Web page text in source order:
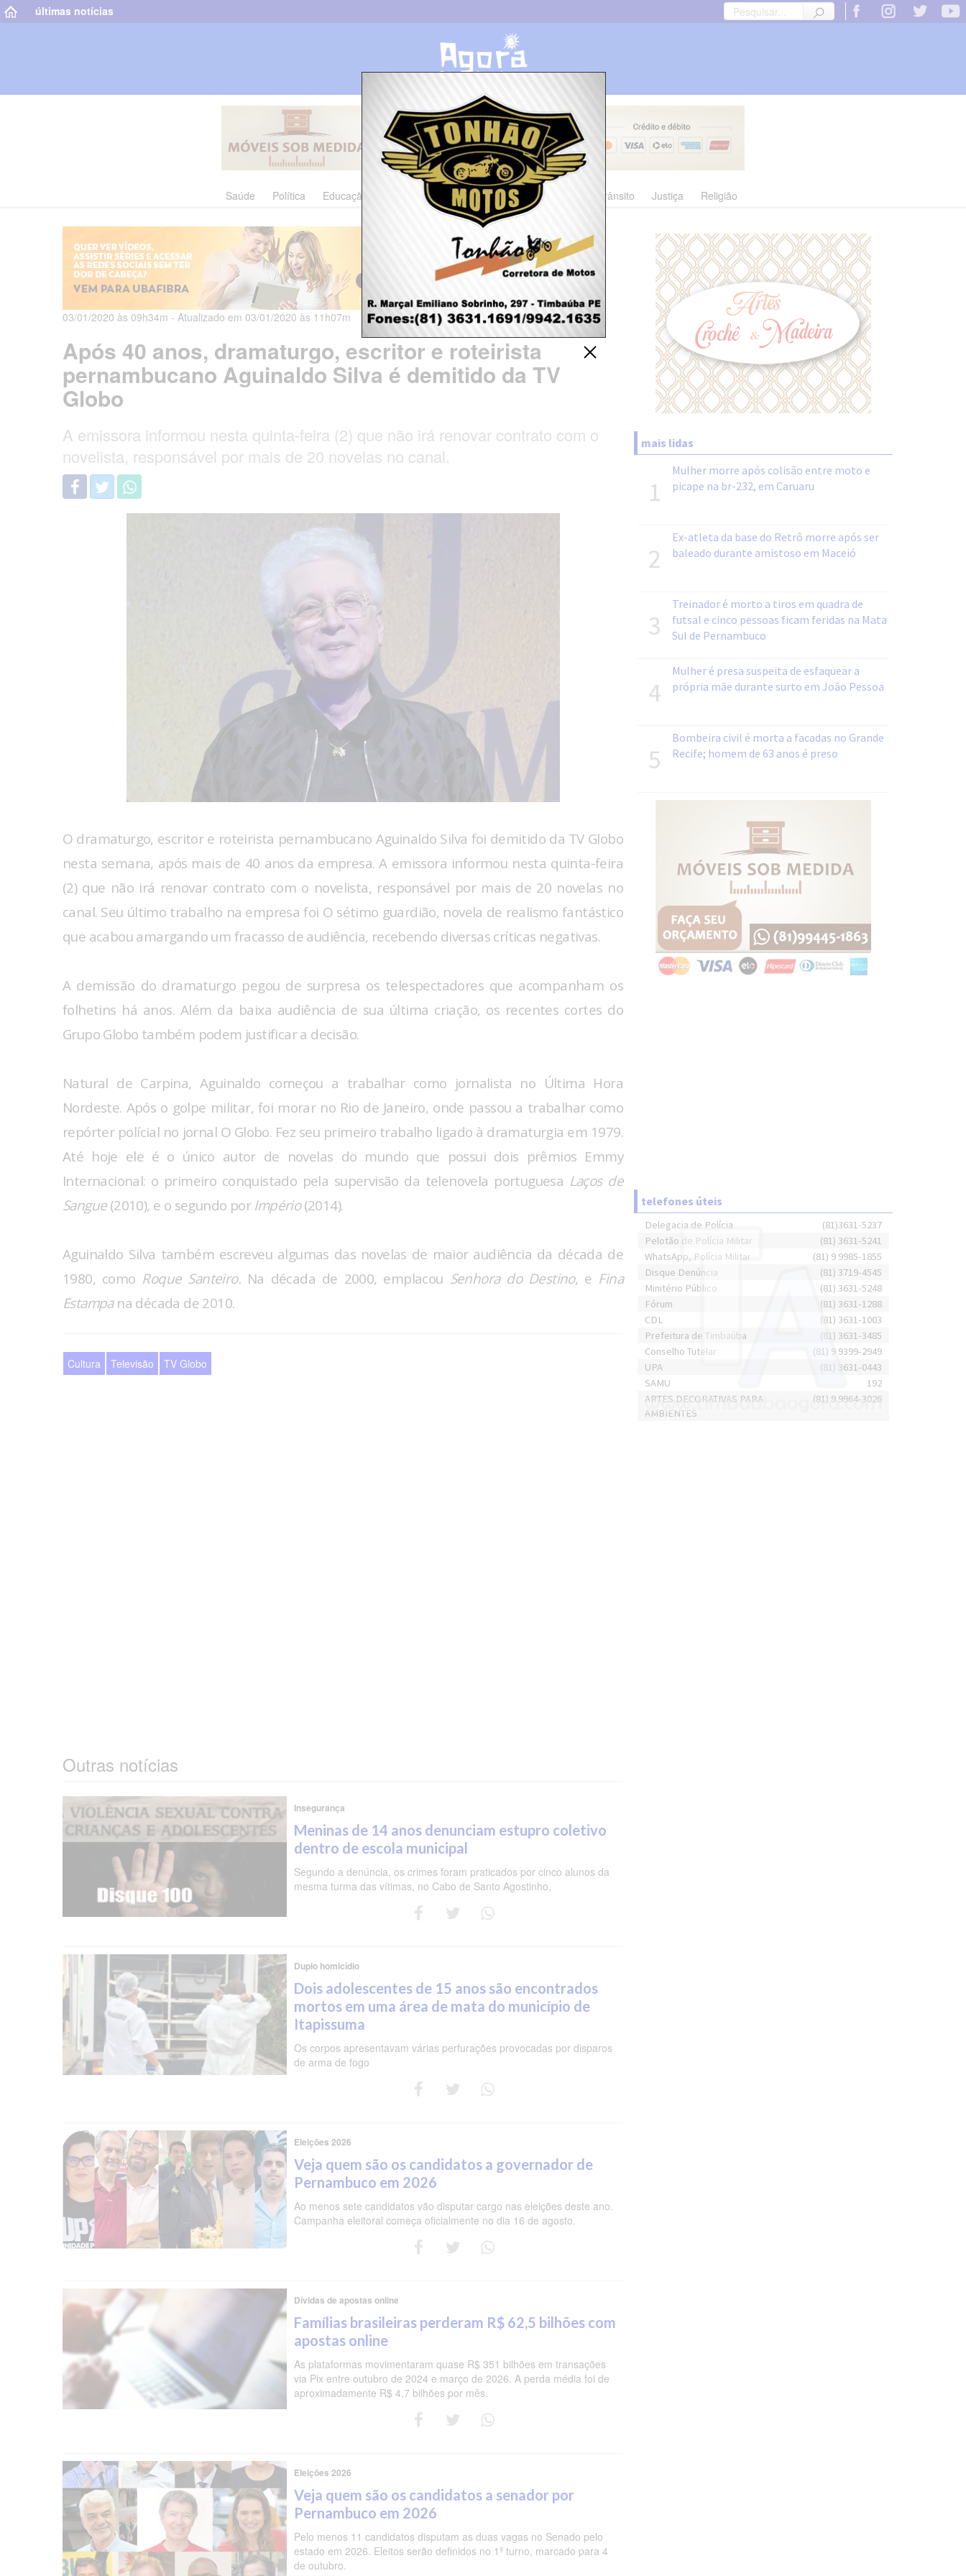
últimas notícias
Saúde Política Educação Cultura Polícia Economia Trânsito Justiça Religião
03/01/2020 às 09h34m - Atualizado em 03/01/2020 às 11h07m
Após 40 anos, dramaturgo, escritor e roteirista
pernambucano Aguinaldo Silva é demitido da TV
Globo
A emissora informou nesta quinta-feira (2) que não irá renovar contrato com o
novelista, responsável por mais de 20 novelas no canal.
O dramaturgo, escritor e roteirista pernambucano Aguinaldo Silva foi demitido da TV Globo
nesta semana, após mais de 40 anos da empresa. A emissora informou nesta quinta-feira
(2) que não irá renovar contrato com o novelista, responsável por mais de 20 novelas no
canal. Seu último trabalho na empresa foi O sétimo guardião, novela de realismo fantástico
que acabou amargando um fracasso de audiência, recebendo diversas críticas negativas.
A demissão do dramaturgo pegou de surpresa os telespectadores que acompanham os
folhetins há anos. Além da baixa audiência de sua última criação, os recentes cortes do
Grupo Globo também podem justificar a decisão.
Natural de Carpina, Aguinaldo começou a trabalhar como jornalista no Última Hora
Nordeste. Após o golpe militar, foi morar no Rio de Janeiro, onde passou a trabalhar como
repórter polícial no jornal O Globo. Fez seu primeiro trabalho ligado à dramaturgia em 1979.
Até hoje ele é o único autor de novelas do mundo que possui dois prêmios Emmy
Internacional: o primeiro conquistado pela supervisão da telenovela portuguesa Laços de
Sangue(2010), e o segundo porImpério(2014).
Aguinaldo Silva também escreveu algumas das novelas de maior audiência da década de
1980, como Roque Santeiro. Na década de 2000, emplacou Senhora do Destino, e Fina
Estampana década de 2010.
Cultura Televisão TV Globo
Outras notícias
Insegurança
Meninas de 14 anos denunciam estupro coletivo
dentro de escola municipal
Segundo a denúncia, os crimes foram praticados por cinco alunos da
mesma turma das vítimas, no Cabo de Santo Agostinho.
Duplo homicídio
Dois adolescentes de 15 anos são encontrados
mortos em uma área de mata do município de
Itapissuma
Os corpos apresentavam várias perfurações provocadas por disparos
de arma de fogo
Eleições 2026
Veja quem são os candidatos a governador de
Pernambuco em 2026
Ao menos sete candidatos vão disputar cargo nas eleições deste ano.
Campanha eleitoral começa oficialmente no dia 16 de agosto.
Dívidas de apostas online
Famílias brasileiras perderam R$ 62,5 bilhões com
apostas online
As plataformas movimentaram quase R$ 351 bilhões em transações
via Pix entre outubro de 2024 e março de 2026. A perda média foi de
aproximadamente R$ 4,7 bilhões por mês.
Eleições 2026
Veja quem são os candidatos a senador por
Pernambuco em 2026
Pelo menos 11 candidatos disputam as duas vagas no Senado pelo
estado em 2026. Eleitos serão definidos no 1º turno, marcado para 4
de outubro.
mais lidas
1
Mulher morre após colisão entre moto e
picape na br-232, em Caruaru
2
Ex-atleta da base do Retrô morre após ser
baleado durante amistoso em Maceió
3
Treinador é morto a tiros em quadra de
futsal e cinco pessoas ficam feridas na Mata
Sul de Pernambuco
4
Mulher é presa suspeita de esfaquear a
própria mãe durante surto em João Pessoa
5
Bombeira civil é morta a facadas no Grande
Recife; homem de 63 anos é preso
telefones úteis
Delegacia de Polícia
(81)3631-5237
Pelotão de Polícia Militar
(81) 3631-5241
WhatsApp, Polícia Militar
(81) 9 9985-1855
Disque Denúncia
(81) 3719-4545
Minitério Público
(81) 3631-5248
Fórum
(81) 3631-1288
CDL
(81) 3631-1003
Prefeitura de Timbaúba
(81) 3631-3485
Conselho Tutelar
(81) 9 9399-2949
UPA
(81) 3631-0443
SAMU
192
ARTES DECORATIVAS PARA
AMBIENTES
(81) 9 9964-3026